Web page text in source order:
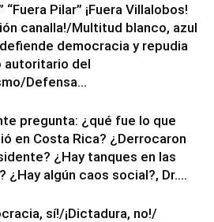
“Fuera Pilar” ¡Fuera Villalobos!
canalla!/Multitud blanco, azul
democracia y repudia
autoritario del
Defensa...
pregunta: ¿qué fue lo que
en Costa Rica? ¿Derrocaron
¿Hay tanques en las
¿Hay algún caos social?, Dr....
sí!/¡Dictadura, no!/